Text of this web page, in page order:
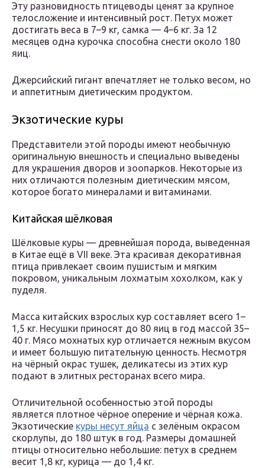
Эту разновидность птицеводы ценят за крупное
телосложение и интенсивный рост. Петух может
достигать веса в 7–9 кг, самка — 4–6 кг. За 12
месяцев одна курочка способна снести около 180
яиц.
Джерсийский гигант впечатляет не только весом, но
и аппетитным диетическим продуктом.
Экзотические куры
Представители этой породы имеют необычную
оригинальную внешность и специально выведены
для украшения дворов и зоопарков. Некоторые из
них отличаются полезным диетическим мясом,
которое богато минералами и витаминами.
Китайская шёлковая
Шёлковые куры — древнейшая порода, выведенная
в Китае ещё в VII веке. Эта красивая декоративная
птица привлекает своим пушистым и мягким
покровом, уникальным лохматым хохолком, как у
пуделя.
Масса китайских взрослых кур составляет всего 1–
1,5 кг. Несушки приносят до 80 яиц в год массой 35–
40 г. Мясо мохнатых кур отличается нежным вкусом
и имеет большую питательную ценность. Несмотря
на чёрный окрас тушек, деликатесы из этих кур
подают в элитных ресторанах всего мира.
Отличительной особенностью этой породы
является плотное чёрное оперение и чёрная кожа.
Экзотические куры несут яйца с зелёным окрасом
скорлупы, до 180 штук в год. Размеры домашней
птицы относительно небольшие: петух в среднем
весит 1,8 кг, курица — до 1,4 кг.